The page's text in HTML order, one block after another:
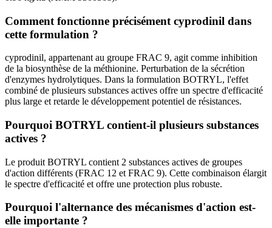
Comment fonctionne précisément cyprodinil dans
cette formulation ?
cyprodinil, appartenant au groupe FRAC 9, agit comme inhibition
de la biosynthèse de la méthionine. Perturbation de la sécrétion
d'enzymes hydrolytiques. Dans la formulation BOTRYL, l'effet
combiné de plusieurs substances actives offre un spectre d'efficacité
plus large et retarde le développement potentiel de résistances.
Pourquoi BOTRYL contient-il plusieurs substances
actives ?
Le produit BOTRYL contient 2 substances actives de groupes
d'action différents (FRAC 12 et FRAC 9). Cette combinaison élargit
le spectre d'efficacité et offre une protection plus robuste.
Pourquoi l'alternance des mécanismes d'action est-
elle importante ?